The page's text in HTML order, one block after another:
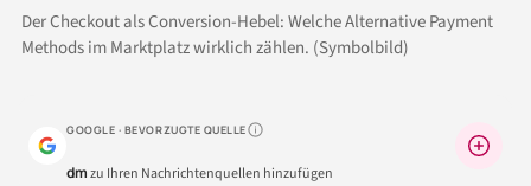
Der Checkout als Conversion-Hebel: Welche Alternative Payment
Methods im Marktplatz wirklich zählen. (Symbolbild)
GOOGLE · BEVORZUGTE QUELLEWarum lohnt sich das?
dmzu Ihren Nachrichtenquellen hinzufügen